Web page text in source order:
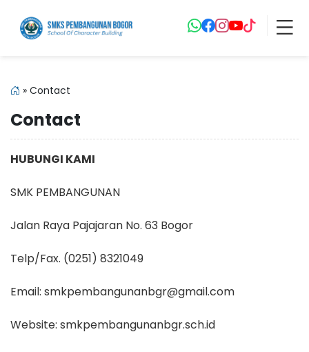
» Contact
Contact
HUBUNGI KAMI
SMK PEMBANGUNAN
Jalan Raya Pajajaran No. 63 Bogor
Telp/Fax. (0251) 8321049
Email: smkpembangunanbgr@gmail.com
Website: smkpembangunanbgr.sch.id